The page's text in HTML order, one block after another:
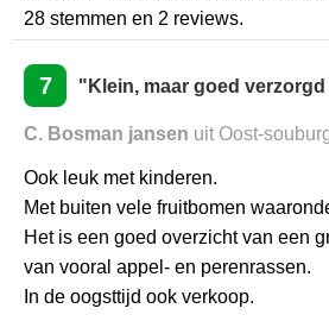
28 stemmen en 2 reviews.
7 "Klein, maar goed
C. Bosman jansen uit Oost-
Ook leuk met kinderen.
Met buiten vele fruitbomen
Het is een goed overzicht van een
van vooral appel- en perenrassen.
In de oogsttijd ook verkoop.